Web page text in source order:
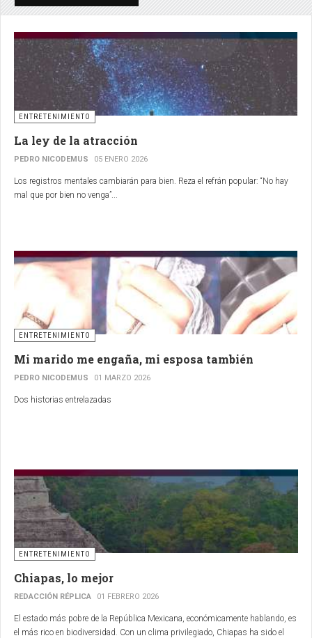
ENTRETENIMIENTO
La ley de la atracción
PEDRO NICODEMUS 05 ENERO 2026
Los registros mentales cambiarán para bien. Reza el refrán popular: “No hay
mal que por bien no venga”...
ENTRETENIMIENTO
Mi marido me engaña, mi esposa también
PEDRO NICODEMUS 01 MARZO 2026
Dos historias entrelazadas
ENTRETENIMIENTO
Chiapas, lo mejor
REDACCIÓN RÉPLICA 01 FEBRERO 2026
El estado más pobre de la República Mexicana, económicamente hablando, es
el más rico en biodiversidad. Con un clima privilegiado, Chiapas ha sido el